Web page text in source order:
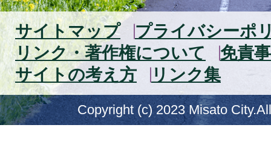
サイトマップ
プライバシーポ
リンク・著作権について
免責
サイトの考え方
リンク集
Copyright (c) 2023 Misato